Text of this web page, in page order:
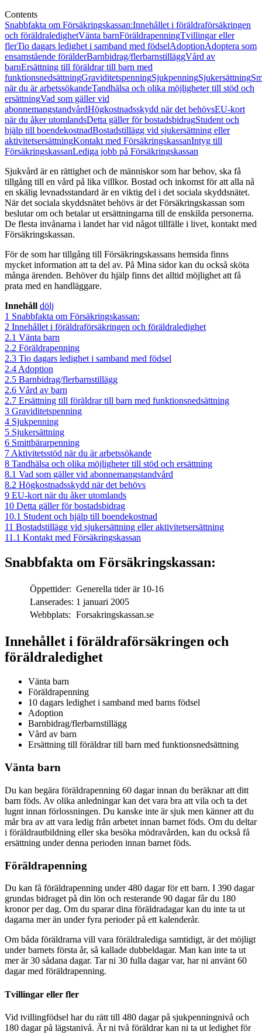
Contents
Snabbfakta om Försäkringskassan:Innehållet i föräldraförsäkringen
och föräldraledighetVänta barnFöräldrapenningTvillingar eller
flerTio dagars ledighet i samband med födselAdoptionAdoptera som
ensamstående förälderBarnbidrag/flerbarnstilläggVård av
barnErsättning till föräldrar till barn med
funktionsnedsättningGraviditetspenningSjukpenningSjukersättning
när du är arbetssökandeTandhälsa och olika möjligheter till stöd och
ersättningVad som gäller vid
abonnemangstandvårdHögkostnadsskydd när det behövsEU-kort
när du åker utomlandsDetta gäller för bostadsbidragStudent och
hjälp till boendekostnadBostadstillägg vid sjukersättning eller
aktivitetsersättningKontakt med FörsäkringskassanIntyg till
FörsäkringskassanLediga jobb på Försäkringskassan
Sjukvård är en rättighet och de människor som har behov, ska få
tillgång till en vård på lika villkor. Bostad och inkomst för att alla nå
en skälig levnadsstandard är en viktig del i det sociala skyddsnätet.
När det sociala skyddsnätet behövs är det Försäkringskassan som
beslutar om och betalar ut ersättningarna till de enskilda personerna.
De flesta invånarna i landet har vid något tillfälle i livet, kontakt med
Försäkringskassan.
För de som har tillgång till Försäkringskassans hemsida finns
mycket information att ta del av. På Mina sidor kan du också sköta
många ärenden. Behöver du hjälp finns det alltid möjlighet att få
prata med en handläggare.
Innehåll dölj
1 Snabbfakta om Försäkringskassan:
2 Innehållet i föräldraförsäkringen och föräldraledighet
2.1 Vänta barn
2.2 Föräldrapenning
2.3 Tio dagars ledighet i samband med födsel
2.4 Adoption
2.5 Barnbidrag/flerbarnstillägg
2.6 Vård av barn
2.7 Ersättning till föräldrar till barn med funktionsnedsättning
3 Graviditetspenning
4 Sjukpenning
5 Sjukersättning
6 Smittbärarpenning
7 Aktivitetsstöd när du är arbetssökande
8 Tandhälsa och olika möjligheter till stöd och ersättning
8.1 Vad som gäller vid abonnemangstandvård
8.2 Högkostnadsskydd när det behövs
9 EU-kort när du åker utomlands
10 Detta gäller för bostadsbidrag
10.1 Student och hjälp till boendekostnad
11 Bostadstillägg vid sjukersättning eller aktivitetsersättning
11.1 Kontakt med Försäkringskassan
Snabbfakta om Försäkringskassan:
Öppettider: Generella tider är 10-16
Lanserades: 1 januari 2005
Webbplats: Forsakringskassan.se
Innehållet i föräldraförsäkringen och
föräldraledighet
Vänta barn
Föräldrapenning
10 dagars ledighet i samband med barns födsel
Adoption
Barnbidrag/flerbarnstillägg
Vård av barn
Ersättning till föräldrar till barn med funktionsnedsättning
Vänta barn
Du kan begära föräldrapenning 60 dagar innan du beräknar att ditt
barn föds. Av olika anledningar kan det vara bra att vila och ta det
lugnt innan förlossningen. Du kanske inte är sjuk men känner att du
mår bra av att vara ledig från arbetet innan barnet föds. Om du deltar
i föräldrautbildning eller ska besöka mödravården, kan du också få
ersättning under denna perioden innan barnet föds.
Föräldrapenning
Du kan få föräldrapenning under 480 dagar för ett barn. I 390 dagar
grundas bidraget på din lön och resterande 90 dagar får du 180
kronor per dag. Om du sparar dina föräldradagar kan du inte ta ut
dagarna mer än under fyra perioder på ett kalenderår.
Om båda föräldrarna vill vara föräldralediga samtidigt, är det möjligt
under barnets första år, så kallade dubbeldagar. Man kan inte ta ut
mer är 30 sådana dagar. Tar ni 30 fulla dagar var, har ni använt 60
dagar med föräldrapenning.
Tvillingar eller fler
Vid tvillingfödsel har du rätt till 480 dagar på sjukpenningnivå och
180 dagar på lägstanivå. Är ni två föräldrar kan ni ta ut ledighet för